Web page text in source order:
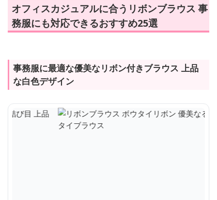
オフィスカジュアルに合うリボンブラウス 事
務服にも対応できるおすすめ25選
事務服に最適な優美なリボン付きブラウス 上品
な白色デザイン